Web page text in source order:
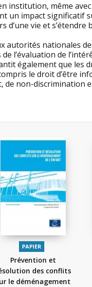
institution, même
un impact significatif
vie et s’étendre
autorités nationales
l’évaluation de
également que
le droit d’être
de non-discrimination
PAPIER
Prévention et
des conflits
le déménagement